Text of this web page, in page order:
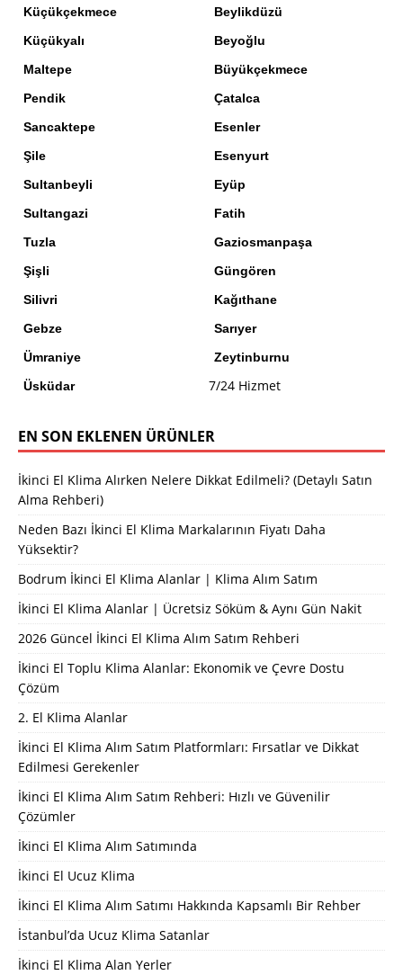
Küçükçekmece
Küçükyalı
Maltepe
Pendik
Sancaktepe
Şile
Sultanbeyli
Sultangazi
Tuzla
Şişli
Silivri
Gebze
Ümraniye
Üsküdar
Beylikdüzü
Beyoğlu
Büyükçekmece
Çatalca
Esenler
Esenyurt
Eyüp
Fatih
Gaziosmanpaşa
Güngören
Kağıthane
Sarıyer
Zeytinburnu
7/24 Hizmet
EN SON EKLENEN ÜRÜNLER
İkinci El Klima Alırken Nelere Dikkat Edilmeli? (Detaylı Satın
Alma Rehberi)
Neden Bazı İkinci El Klima Markalarının Fiyatı Daha
Yüksektir?
Bodrum İkinci El Klima Alanlar | Klima Alım Satım
İkinci El Klima Alanlar | Ücretsiz Söküm & Aynı Gün Nakit
2026 Güncel İkinci El Klima Alım Satım Rehberi
İkinci El Toplu Klima Alanlar: Ekonomik ve Çevre Dostu
Çözüm
2. El Klima Alanlar
İkinci El Klima Alım Satım Platformları: Fırsatlar ve Dikkat
Edilmesi Gerekenler
İkinci El Klima Alım Satım Rehberi: Hızlı ve Güvenilir
Çözümler
İkinci El Klima Alım Satımında
İkinci El Ucuz Klima
İkinci El Klima Alım Satımı Hakkında Kapsamlı Bir Rehber
İstanbul’da Ucuz Klima Satanlar
İkinci El Klima Alan Yerler